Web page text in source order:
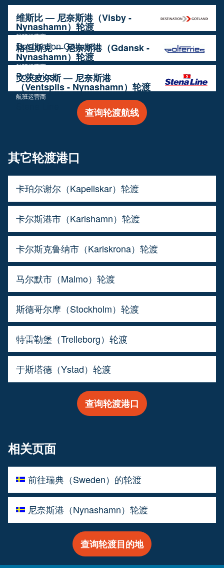
维斯比 — 尼奈斯港（Visby -
Nynashamn）轮渡
航班运营商
Destination Gotland
格但斯克 — 尼奈斯港（Gdansk -
Nynashamn）轮渡
航班运营商
Polferries
文茨皮尔斯 — 尼奈斯港
（Ventspils - Nynashamn）轮渡
航班运营商
查询轮渡航线
其它轮渡港口
卡珀尔谢尔（Kapellskar）轮渡
卡尔斯港市（Karlshamn）轮渡
卡尔斯克鲁纳市（Karlskrona）轮渡
马尔默市（Malmo）轮渡
斯德哥尔摩（Stockholm）轮渡
特雷勒堡（Trelleborg）轮渡
于斯塔德（Ystad）轮渡
查询轮渡港口
相关页面
前往瑞典（Sweden）的轮渡
尼奈斯港（Nynashamn）轮渡
查询轮渡目的地